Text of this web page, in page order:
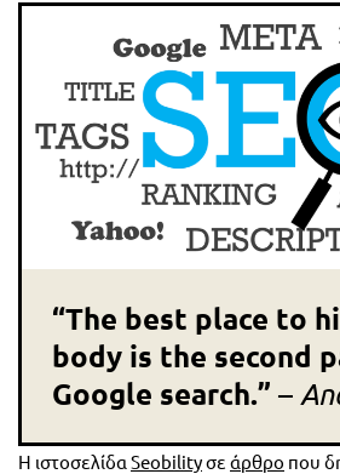
“The best place to
body is the second
Google search.” –
Η ιστοσελίδα Seobilityσε άρθρο που